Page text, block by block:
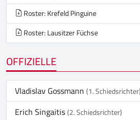
Roster: Krefeld Pinguine
Roster: Lausitzer Füchse
OFFIZIELLE
Vladislav Gossmann(1. Schiedsrichter)
Erich Singaitis(2. Schiedsrichter)